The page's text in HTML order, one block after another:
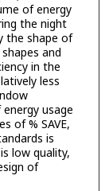
of energy
the night
the shape of
and
in the
less
usage
of % SAVE,
is
low quality,
of